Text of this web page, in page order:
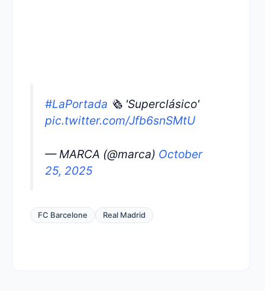
#LaPortada 🗞️ 'Superclásico'
pic.twitter.com/Jfb6snSMtU
— MARCA (@marca) October
25, 2025
FC Barcelone Real Madrid